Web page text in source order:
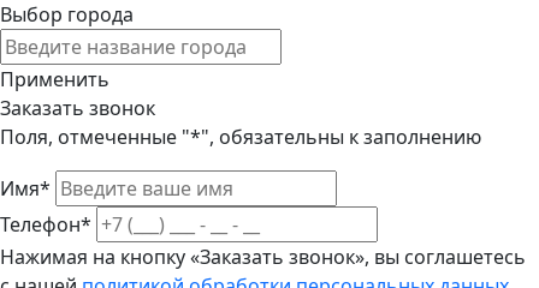
Выбор города
Применить
Заказать звонок
Поля, отмеченные "*", обязательны к заполнению
Имя*
Телефон*
Нажимая на кнопку «Заказать звонок», вы соглашетесь